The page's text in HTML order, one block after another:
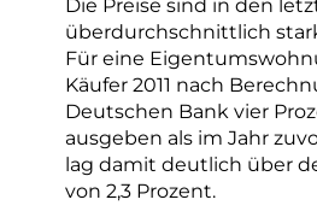
Die Preise sind in den
überdurchschnittlich
Für eine
Käufer 2011 nach
Deutschen Bank vier
ausgeben als im Jahr
lag damit deutlich über
von 2,3 Prozent.